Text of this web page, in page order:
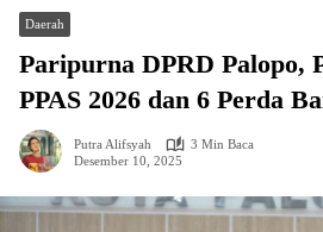
Daerah
Paripurna DPRD Palopo,
PPAS 2026 dan 6 Perda
Putra Alifsyah
3 Min Baca
Desember 10, 2025